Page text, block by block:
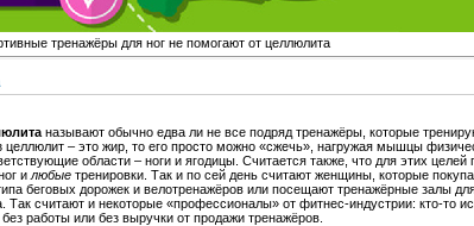
тренажёры для ног не помогают от целлюлита
называют обычно едва ли не все подряд тренажёры, которые
целлюлит – это жир, то его просто можно «сжечь», нагружая мышцы
области – ноги и ягодицы. Считается также, что для этих целей
илюбые тренировки. Так и по сей день считают женщины, которые
беговых дорожек и велотренажёров или посещают тренажёрные залы
Так считают и некоторые «профессионалы» от фитнес-индустрии: кто-то
работы или без выручки от продажи тренажёров.